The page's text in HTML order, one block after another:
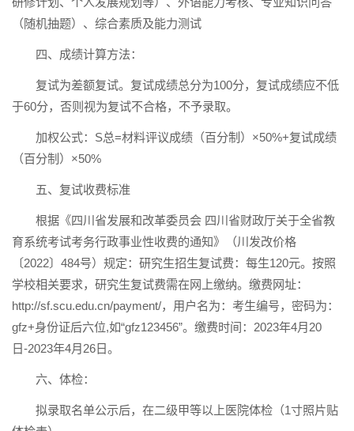
（随机抽题）、综合素质及能力测试
四、成绩计算方法：
复试为差额复试。复试成绩总分为100分，复试成绩应不低
于60分，否则视为复试不合格，不予录取。
加权公式：S总=材料评议成绩（百分制）×50%+复试成绩
（百分制）×50%
五、复试收费标准
根据《四川省发展和改革委员会 四川省财政厅关于全省教
育系统考试考务行政事业性收费的通知》（川发改价格
〔2022〕484号）规定：研究生招生复试费：每生120元。按照
学校相关要求，研究生复试费需在网上缴纳。缴费网址：
http://sf.scu.edu.cn/payment/，用户名为：考生编号，密码为：
gfz+身份证后六位,如“gfz123456”。缴费时间：2023年4月20
日-2023年4月26日。
六、体检：
拟录取名单公示后，在二级甲等以上医院体检（1寸照片贴